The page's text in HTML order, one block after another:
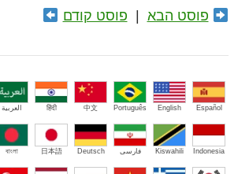
פוסט הבא פוסט קודם
Español
English
Português
中文
हिंदी العربية
Indonesia
Kiswahili فارسی Deutsch
日本語
বাংলা